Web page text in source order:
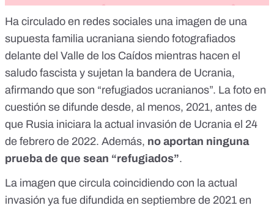
Ha circulado en redes sociales una imagen de una
supuesta familia ucraniana siendo fotografiados
delante del Valle de los Caídos mientras hacen el
saludo fascista y sujetan la bandera de Ucrania,
afirmando que son “refugiados ucranianos”. La foto en
cuestión se difunde desde, al menos, 2021, antes de
que Rusia iniciara la actual invasión de Ucrania el 24
de febrero de 2022. Además, no aportan ninguna
prueba de que sean “refugiados”.
La imagen que circula coincidiendo con la actual
invasión ya fue difundida en septiembre de 2021 en